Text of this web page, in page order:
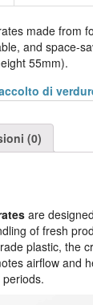
made from
and space-
55mm).
di
(0)
are
of fresh
plastic, the
airflow and